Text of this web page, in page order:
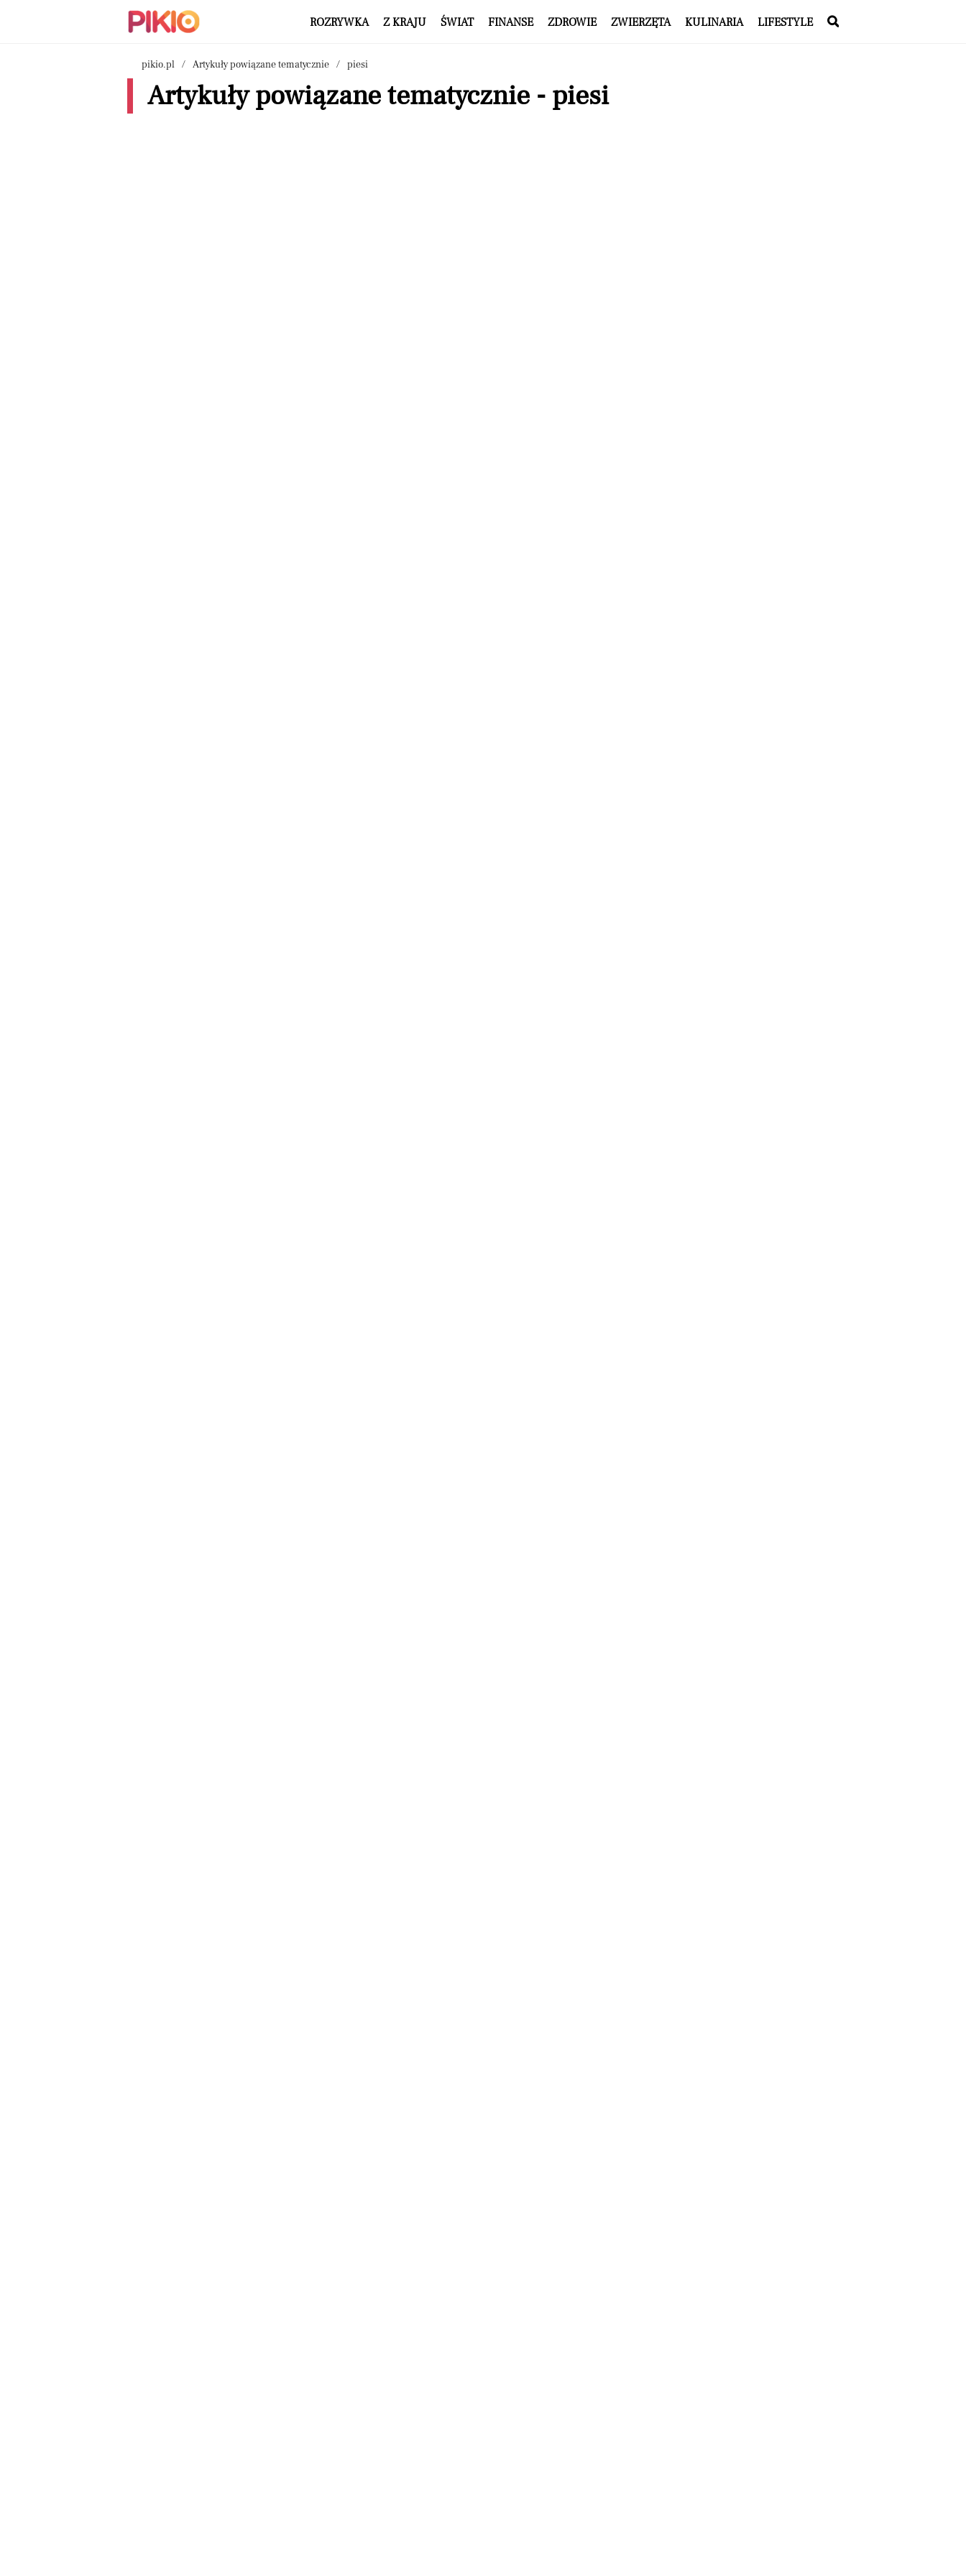
ROZRYWKA Z KRAJU ŚWIAT FINANSE ZDROWIE ZWIERZĘTA KULINARIA LIFESTYLE
pikio.pl Artykuły powiązane tematycznie piesi
Artykuły powiązane tematycznie - piesi